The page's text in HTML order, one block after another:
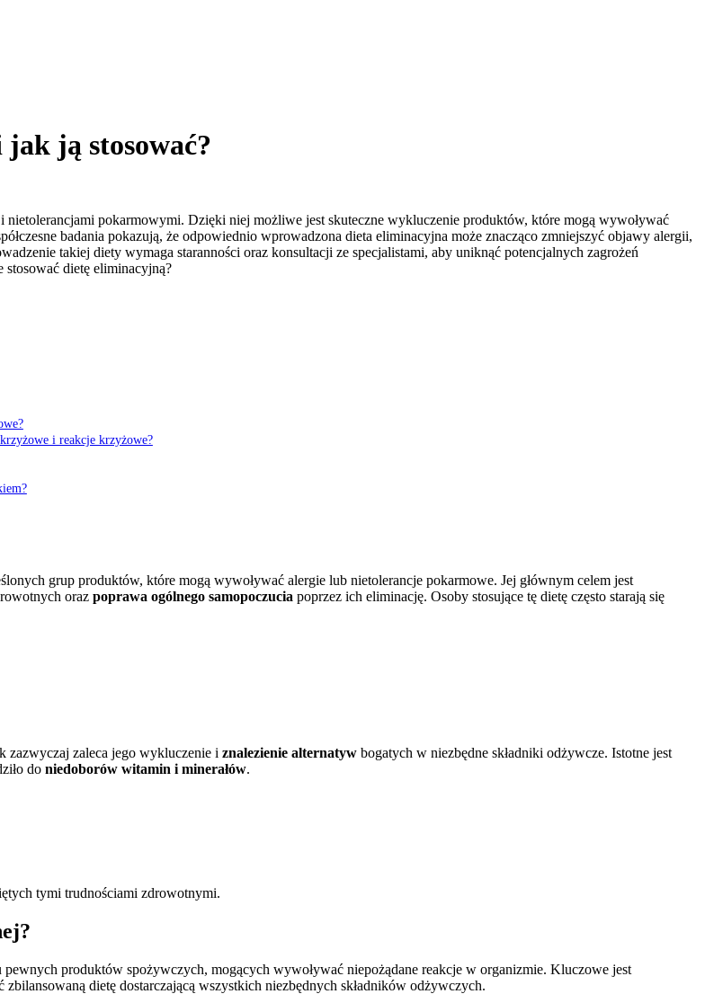
ją stosować?
nietolerancjami pokarmowymi. Dzięki niej możliwe jest skuteczne wykluczenie produktów, które mogą wywoływać
badania pokazują, że odpowiednio wprowadzona dieta eliminacyjna może znacząco zmniejszyć objawy alergii,
takiej diety wymaga staranności oraz konsultacji ze specjalistami, aby uniknąć potencjalnych zagrożeń
stosować dietę eliminacyjną?
i reakcje krzyżowe?
grup produktów, które mogą wywoływać alergie lub nietolerancje pokarmowe. Jej głównym celem jest
oraz poprawa ogólnego samopoczucia poprzez ich eliminację. Osoby stosujące tę dietę często starają się
zazwyczaj zaleca jego wykluczenie i znalezienie alternatyw bogatych w niezbędne składniki odżywcze. Istotne jest
do niedoborów witamin i minerałów.
tymi trudnościami zdrowotnymi.
produktów spożywczych, mogących wywoływać niepożądane reakcje w organizmie. Kluczowe jest
dietę dostarczającą wszystkich niezbędnych składników odżywczych.